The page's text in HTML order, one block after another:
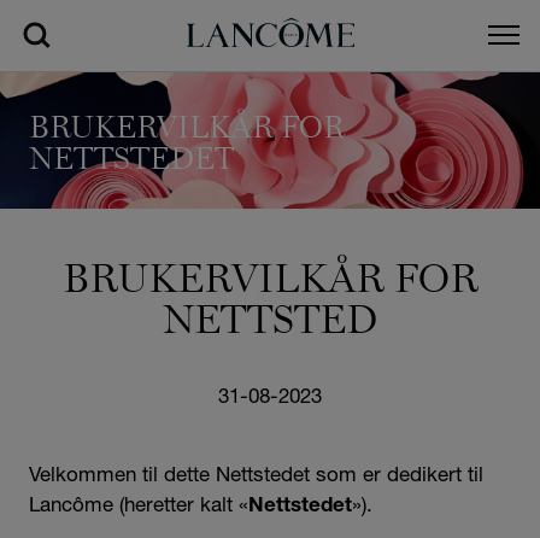
BRUKERVILKÅR FOR
NETTSTEDET
BRUKERVILKÅR FOR
NETTSTED
31-08-2023
Velkommen til dette Nettstedet som er dedikert til
Lancôme (heretter kalt «Nettstedet»).